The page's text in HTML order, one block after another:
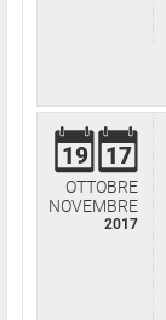
19 17
OTTOBRE
NOVEMBRE
2017